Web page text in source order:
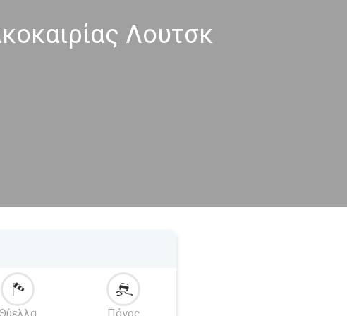
Λουτσκ